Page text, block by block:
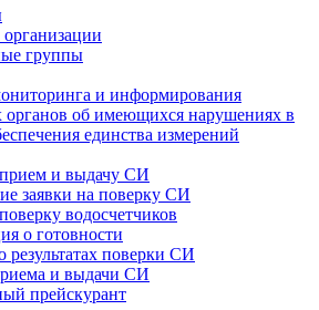
группы
и информирования
органов об имеющихся нарушениях в
единства измерений
и выдачу СИ
заявки на поверку СИ
водосчетчиков
о готовности
результатах поверки СИ
и выдачи СИ
прейскурант